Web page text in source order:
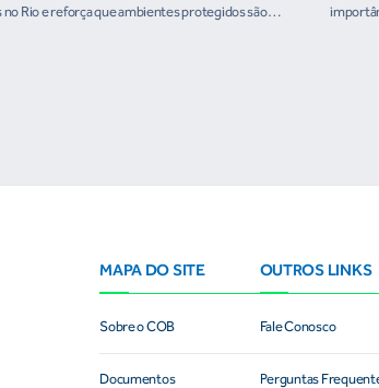
Rio e reforça que ambientes protegidos são
MAPA DO SITE
Sobre o COB
Documentos
OUTROS LINKS
Fale Conosco
Perguntas